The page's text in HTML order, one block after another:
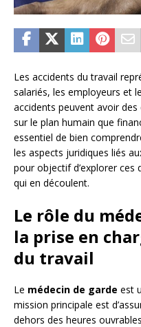
Les accidents du travail
salariés, les employeurs et
accidents peuvent avoir
sur le plan humain que
essentiel de bien
les aspects juridiques liés
pour objectif d’explorer ces
qui en découlent.
Le rôle du
la prise en
du travail
Le médecin de garde est
mission principale est
dehors des heures